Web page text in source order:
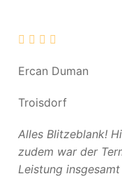
Ercan Duman
Troisdorf
Alles Blitzeblank!
zudem war der
Leistung